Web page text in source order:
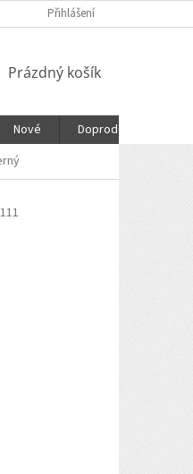
Přihlášení
NÁKUPNÍ
Prázdný košík
Nové Doprodej